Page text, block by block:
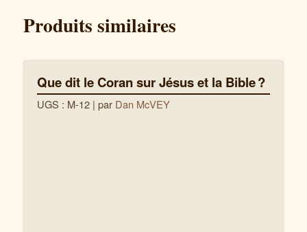
Produits similaires
Que dit le Coran sur Jésus et la Bible ?
UGS : M-12 | par Dan McVEY